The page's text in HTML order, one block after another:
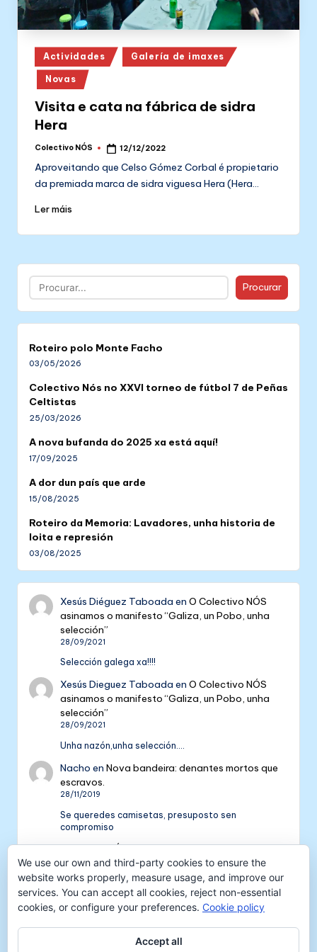
Posted
in
Actividades Galería de imaxes
Novas
Visita e cata na fábrica de sidra
Hera
Posted
Colectivo NÓS 12/12/2022
Aproveitando que Celso Gómez Corbal é propietario
da premiada marca de sidra viguesa Hera (Hera…
Ler máis
Buscar Procurar
Roteiro polo Monte Facho
03/05/2026
Colectivo Nós no XXVI torneo de fútbol 7 de Peñas
Celtistas
25/03/2026
A nova bufanda do 2025 xa está aquí!
17/09/2025
A dor dun país que arde
15/08/2025
Roteiro da Memoria: Lavadores, unha historia de
loita e represión
03/08/2025
Xesús Diéguez Taboada enO Colectivo NÓS
asinamos o manifesto “Galiza, un Pobo, unha
selección”
28/09/2021
Selección galega xa!!!!
Xesús Dieguez Taboada enO Colectivo NÓS
asinamos o manifesto “Galiza, un Pobo, unha
selección”
28/09/2021
Unha nazón,unha selección....
Nacho enNova bandeira: denantes mortos que
escravos.
28/11/2019
Se queredes camisetas, presuposto sen
compromiso
Colectivo NÓS: 5 anos de galeguismo e celtismo
| Colectivo NósenV Aniversario do Colectivo
NÓS
16/09/2018
[…] mil tempadas máis. E por iso convidámosvos a
We use our own and third-party cookies to ensure the
website works properly, measure usage, and improve our
services. You can accept all cookies, reject non-essential
cookies, or configure your preferences. Cookie policy
Accept all